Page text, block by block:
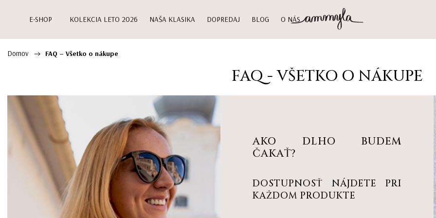
E-SHOP KOLEKCIA LETO 2026 NAŠA KLASIKA DOPREDAJ BLOG O NÁS
Domov / FAQ – Všetko o nákupe
FAQ - VŠETKO O NÁKUPE
AKO DLHO BUDEM
ČAKAŤ?
DOSTUPNOSŤ NÁJDETE PRI
KAŽDOM PRODUKTE